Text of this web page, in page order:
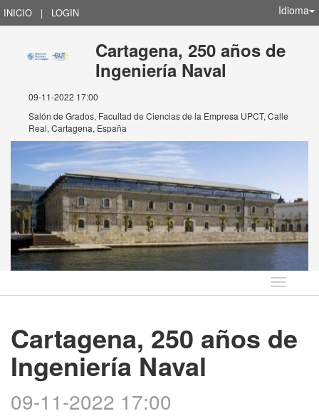
INICIO | LOGIN Idioma
Cartagena, 250 años de
Ingeniería Naval
09-11-2022 17:00
Salón de Grados, Facultad de Ciencias de la Empresa UPCT, Calle
Real, Cartagena, España
Idioma
Cartagena, 250 años de
Ingeniería Naval
09-11-2022 17:00